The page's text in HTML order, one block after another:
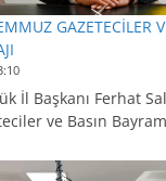
GAZETECİLER
İl Başkanı Ferhat
ve Basın